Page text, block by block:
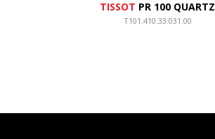
TISSOT PR 100 QUARTZ
T101.410.33.031.00